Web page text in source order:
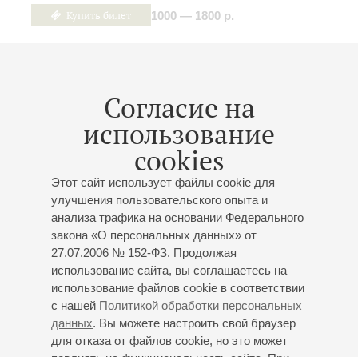
Согласие на
использование
cookies
Этот сайт использует файлы cookie для
улучшения пользовательского опыта и
анализа трафика на основании Федерального
закона «О персональных данных» от
27.07.2006 № 152-ФЗ. Продолжая
использование сайта, вы соглашаетесь на
использование файлов cookie в соответствии
с нашей Политикой обработки персональных
данных. Вы можете настроить свой браузер
для отказа от файлов cookie, но это может
Купить билет 1000 — 1800 р.
Малый зал
«Горы, льды, эльфы, тролли и
весенние цветы»
Норвегия, Дания, Швеция, Финляндия
Концерт 14-го абонемента «Музыкальный круиз
вокруг света»
...или По морям, по волнам с великими
мореплавателями, пиратами, музыкантами и просто
храбрыми путешественниками
Камерный оркестр Chamberries
Анна Башарина (руководитель оркестра, флейта)
Ани Агаджанян (руководитель оркестра, скрипка)